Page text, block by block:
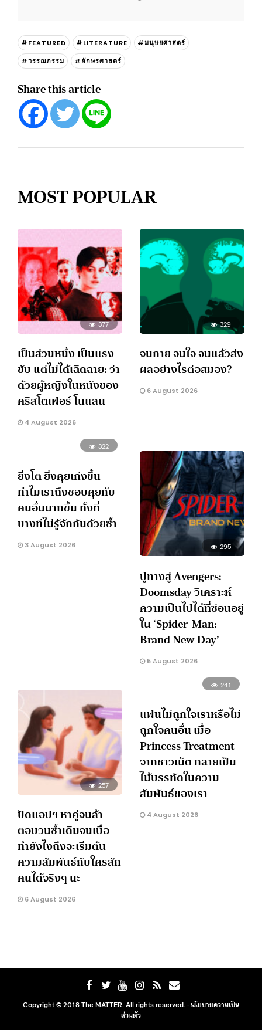
#FEATURED #LITERATURE
#มนุษยศาสตร์
#วรรณกรรม
#อักษรศาสตร์
Share this article
MOST POPULAR
377
เป็นส่วนหนึ่ง เป็นแรง
ขับ แต่ไม่ได้เฉิดฉาย: ว่า
ด้วยผู้หญิงในหนังของ
คริสโตเฟอร์ โนแลน
4 August 2026
329
จนกาย จนใจ จนแล้วส่ง
ผลอย่างไรต่อสมอง?
6 August 2026
322
ยิ่งโต ยิ่งคุยเก่งขึ้น
ทำไมเราถึงชอบคุยกับ
คนอื่นมากขึ้น ทั้งที่
บางทีไม่รู้จักกันด้วยซ้ำ
3 August 2026 295
ปูทางสู่ Avengers:
Doomsday วิเคราะห์
ความเป็นไปได้ที่ซ่อนอยู่
ใน ‘Spider-Man:
Brand New Day’
5 August 2026
257
ปัดแอปฯ หาคู่จนล้า
ตอบวนซ้ำเดิมจนเบื่อ
ทำยังไงถึงจะเริ่มต้น
ความสัมพันธ์กับใครสัก
คนได้จริงๆ นะ
6 August 2026
241
แฟนไม่ถูกใจเราหรือไม่
ถูกใจคนอื่น เมื่อ
Princess Treatment
จากชาวเน็ต กลายเป็น
ไม้บรรทัดในความ
สัมพันธ์ของเรา
4 August 2026
Copyright © 2018 The MATTER. All rights reserved. ·นโยบายความเป็น
ส่วนตัว